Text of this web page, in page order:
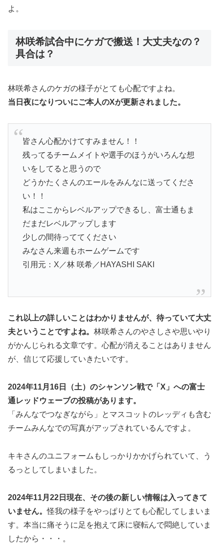
よ。
林咲希試合中にケガで搬送！大丈夫なの？
具合は？
林咲希さんのケガの様子がとても心配ですよね。
当日夜になりついにご本人のXが更新されました。
皆さん心配かけてすみません！！
残ってるチームメイトや選手のほうがいろんな想
いをしてると思うので
どうかたくさんのエールをみんなに送ってくださ
い！！
私はここからレベルアップできるし、富士通もま
だまだレベルアップします
少しの間待っててください
みなさん来週もホームゲームです
引用元：X／林 咲希／HAYASHI SAKI
これ以上の詳しいことはわかりませんが、待っていて大丈
夫ということですよね。 林咲希さんのやさしさや思いやり
がかんじられる文章です。心配が消えることはありません
が、信じて応援していきたいです。
2024年11月16日（土）のシャンソン戦で「X」への富士
通レッドウェーブの投稿があります。
「みんなでつなぎながら」とマスコットのレッディも含む
チームみんなでの写真がアップされているんですよ。
キキさんのユニフォームもしっかりかかげられていて、う
るっとしてしまいました。
2024年11月22日現在、その後の新しい情報は入ってきて
いません。怪我の様子をやっぱりとても心配してしまいま
す。本当に痛そうに足を抱えて床に寝転んで悶絶していま
したから・・・。